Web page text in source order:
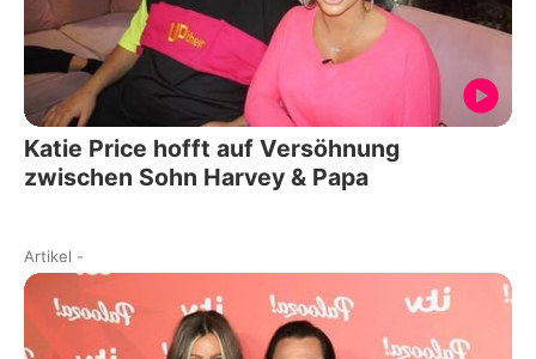
Katie Price hofft auf Versöhnung
zwischen Sohn Harvey & Papa
Artikel -